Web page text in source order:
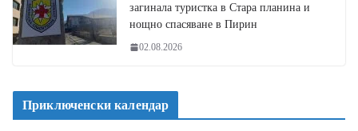
загинала туристка в Стара планина и
нощно спасяване в Пирин
02.08.2026
Приключенски календар